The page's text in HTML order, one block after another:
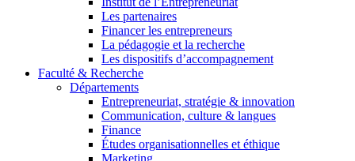
Les partenaires
Financer les entrepreneurs
La pédagogie et la recherche
Les dispositifs d’accompagnement
Faculté & Recherche
Départements
Entrepreneuriat, stratégie & innovation
Communication, culture & langues
Finance
Études organisationnelles et éthique
Marketing